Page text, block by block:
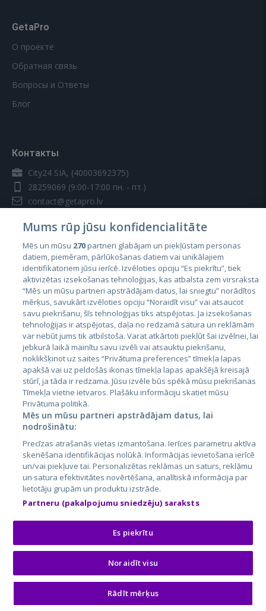
GetaPro
О проекте
Обратная связь
Вопросы и Ответы
Блог
Контакты
City24 SIA, (40003692375)
28259069 (9:00-17:00 пн. - пт.)
contact@getapro.lv
Страны
Эстония
Латвия
Литва
City24.lv
City24.ee
GetaPro.lv
GetaPro.ee
Skelbiu.lt
Autoplius.lt
Aruodas.lt
CVbankas.lt
Kainos.lt
Paslaugos.lt
auto24.ee
Osta.ee
KuldneBörs.ee
© 2026 GetaPro. Все права защищены.
Mums rūp jūsu konfidencialitāte
Mēs un mūsu 270partneri glabājam un piekļūstam personas
datiem, piemēram, pārlūkošanas datiem vai unikālajiem
identifikatoriem jūsu ierīcē. Izvēloties opciju “Es piekrītu”, tiek
aktivizētas izsekošanas tehnoloģijas, kas atbalsta zem virsraksta
“Mēs un mūsu partneri apstrādājam datus, lai sniegtu” norādītos
mērķus, savukārt izvēloties opciju “Noraidīt visu” vai atsaucot
savu piekrišanu, šīs tehnoloģijas tiks atspējotas. Ja izsekošanas
tehnoloģijas ir atspējotas, daļa no redzamā satura un reklāmām
var nebūt jums tik atbilstoša. Varat atkārtoti piekļūt šai izvēlnei, lai
jebkurā laikā mainītu savu izvēli vai atsauktu piekrišanu,
noklikšķinot uz saites “Privātuma preferences” tīmekļa lapas
apakšā vai uz peldošās ikonas tīmekļa lapas apakšējā kreisajā
stūrī, ja tāda ir redzama. Jūsu izvēle būs spēkā mūsu piekrišanas
Tīmekļa vietne ietvaros. Plašāku informāciju skatiet mūsu
Privātuma politikā.
Mēs un mūsu partneri apstrādājam datus, lai
nodrošinātu:
Precīzas atrašanās vietas izmantošana. Ierīces parametru aktīva
skenēšana identifikācijas nolūkā. Informācijas ievietošana ierīcē
un/vai piekļuve tai. Personalizētas reklāmas un saturs, reklāmu
un satura efektivitātes novērtēšana, analītiskā informācija par
lietotāju grupām un produktu izstrāde.
Partneru (pakalpojumu sniedzēju) saraksts
Es piekrītu
Noraidīt visu
Rādīt mērķus